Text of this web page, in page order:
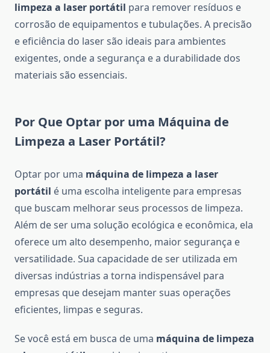
limpeza a laser portátil para remover resíduos e
corrosão de equipamentos e tubulações. A precisão
e eficiência do laser são ideais para ambientes
exigentes, onde a segurança e a durabilidade dos
materiais são essenciais.
Por Que Optar por uma Máquina de
Limpeza a Laser Portátil?
Optar por uma máquina de limpeza a laser
portátil é uma escolha inteligente para empresas
que buscam melhorar seus processos de limpeza.
Além de ser uma solução ecológica e econômica, ela
oferece um alto desempenho, maior segurança e
versatilidade. Sua capacidade de ser utilizada em
diversas indústrias a torna indispensável para
empresas que desejam manter suas operações
eficientes, limpas e seguras.
Se você está em busca de uma máquina de limpeza